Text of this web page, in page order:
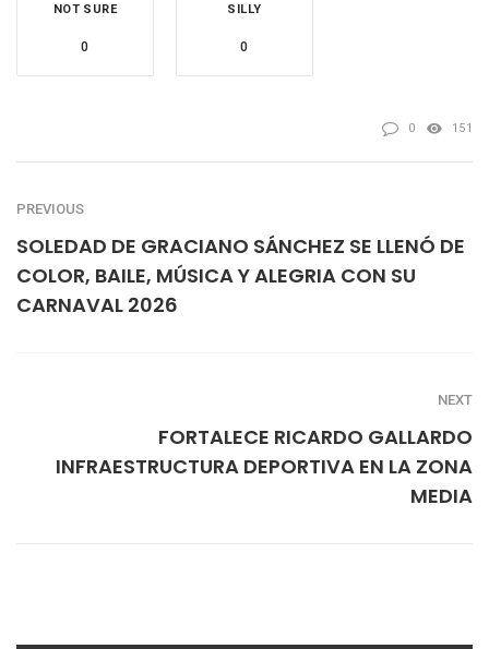
NOT SURE
0
SILLY
0
0 151
PREVIOUS
SOLEDAD DE GRACIANO SÁNCHEZ SE LLENÓ DE
COLOR, BAILE, MÚSICA Y ALEGRIA CON SU
CARNAVAL 2026
NEXT
FORTALECE RICARDO GALLARDO
INFRAESTRUCTURA DEPORTIVA EN LA ZONA
MEDIA